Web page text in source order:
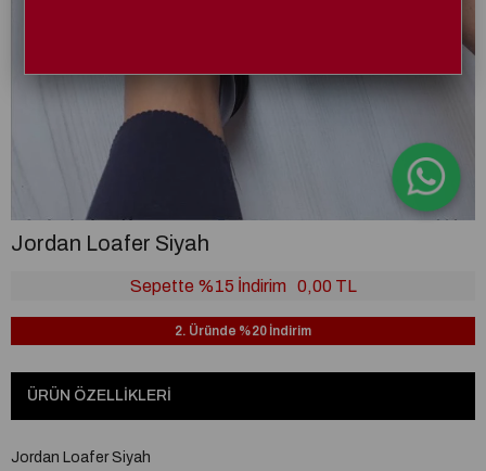
Jordan Loafer Siyah
Sepette %15 İndirim 0,00 TL
2. Üründe %20 İndirim
ÜRÜN ÖZELLIKLERI
Jordan Loafer Siyah